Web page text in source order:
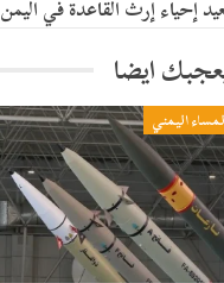
إحياء إرث القاعدة في اليمن
ايضا
اليمني